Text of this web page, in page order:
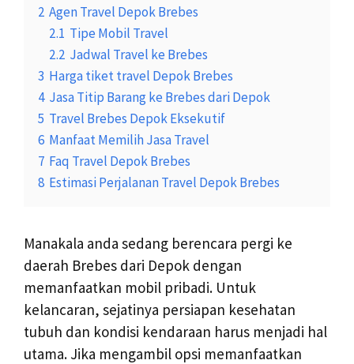
2 Agen Travel Depok Brebes
2.1 Tipe Mobil Travel
2.2 Jadwal Travel ke Brebes
3 Harga tiket travel Depok Brebes
4 Jasa Titip Barang ke Brebes dari Depok
5 Travel Brebes Depok Eksekutif
6 Manfaat Memilih Jasa Travel
7 Faq Travel Depok Brebes
8 Estimasi Perjalanan Travel Depok Brebes
Manakala anda sedang berencara pergi ke
daerah Brebes dari Depok dengan
memanfaatkan mobil pribadi. Untuk
kelancaran, sejatinya persiapan kesehatan
tubuh dan kondisi kendaraan harus menjadi hal
utama. Jika mengambil opsi memanfaatkan